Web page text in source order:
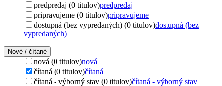
predpredaj (0 titulov)predpredaj
pripravujeme (0 titulov)pripravujeme
dostupná (bez vypredaných) (0 titulov)dostupná (bez
vypredaných)
Nové / čítané
nová (0 titulov)nová
čítaná (0 titulov)čítaná
čítaná - výborný stav (0 titulov)čítaná - výborný stav